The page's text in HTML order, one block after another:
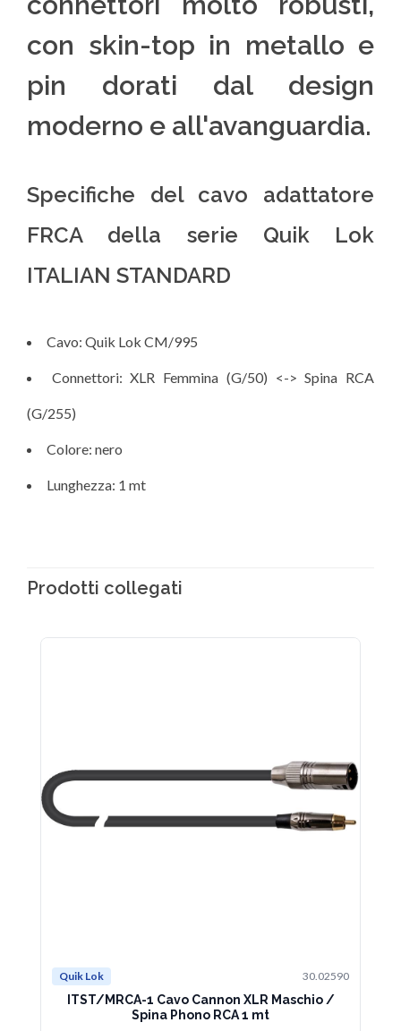
con skin-top in metallo e
pin dorati dal design
moderno e all'avanguardia.
Specifiche del cavo adattatore
FRCA della serie Quik Lok
ITALIAN STANDARD
Cavo: Quik Lok CM/995
Connettori: XLR Femmina (G/50) <-> Spina RCA
(G/255)
Colore: nero
Lunghezza: 1 mt
Prodotti collegati
Quik Lok 30.02590
ITST/MRCA-1 Cavo Cannon XLR Maschio /
Spina Phono RCA 1 mt